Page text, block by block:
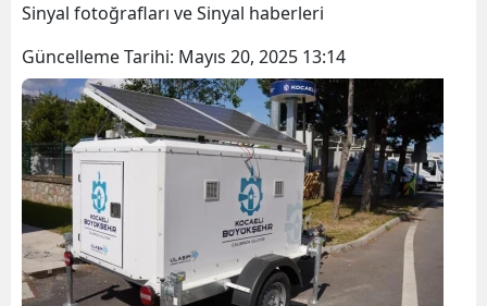
Sinyal fotoğrafları ve Sinyal haberleri
Güncelleme Tarihi: Mayıs 20, 2025 13:14